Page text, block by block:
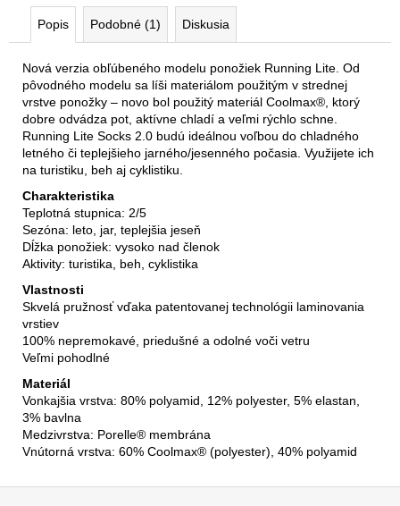
Popis Podobné (1) Diskusia
Nová verzia obľúbeného modelu ponožiek Running Lite. Od
pôvodného modelu sa líši materiálom použitým v strednej
vrstve ponožky – novo bol použitý materiál Coolmax®, ktorý
dobre odvádza pot, aktívne chladí a veľmi rýchlo schne.
Running Lite Socks 2.0 budú ideálnou voľbou do chladného
letného či teplejšieho jarného/jesenného počasia. Využijete ich
na turistiku, beh aj cyklistiku.
Charakteristika
Teplotná stupnica: 2/5
Sezóna: leto, jar, teplejšia jeseň
Dĺžka ponožiek: vysoko nad členok
Aktivity: turistika, beh, cyklistika
Vlastnosti
Skvelá pružnosť vďaka patentovanej technológii laminovania
vrstiev
100% nepremokavé, priedušné a odolné voči vetru
Veľmi pohodlné
Materiál
Vonkajšia vrstva: 80% polyamid, 12% polyester, 5% elastan,
3% bavlna
Medzivrstva: Porelle® membrána
Vnútorná vrstva: 60% Coolmax® (polyester), 40% polyamid